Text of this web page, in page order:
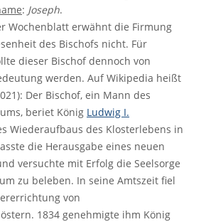
: Joseph.
Wochenblatt erwähnt die Firmung
des Bischofs nicht. Für
dieser Bischof dennoch von
werden. Auf Wikipedia heißt
Der Bischof, ein Mann des
beriet König Ludwig I.
Wiederaufbaus des Klosterlebens in
die Herausgabe eines neuen
versuchte mit Erfolg die Seelsorge
zu beleben. In seine Amtszeit fiel
von
1834 genehmigte ihm König